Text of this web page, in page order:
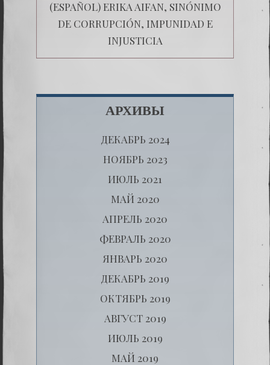
(ESPAÑOL) ERIKA AIFAN, SINÓNIMO
DE CORRUPCIÓN, IMPUNIDAD E
INJUSTICIA
АРХИВЫ
ДЕКАБРЬ 2024
НОЯБРЬ 2023
ИЮЛЬ 2021
МАЙ 2020
АПРЕЛЬ 2020
ФЕВРАЛЬ 2020
ЯНВАРЬ 2020
ДЕКАБРЬ 2019
ОКТЯБРЬ 2019
АВГУСТ 2019
ИЮЛЬ 2019
МАЙ 2019